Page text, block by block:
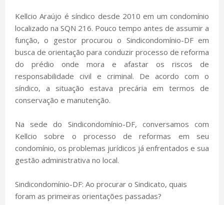
Kellcio Araújo é síndico desde 2010 em um condomínio
localizado na SQN 216. Pouco tempo antes de assumir a
função, o gestor procurou o Sindicondomínio-DF em
busca de orientação para conduzir processo de reforma
do prédio onde mora e afastar os riscos de
responsabilidade civil e criminal. De acordo com o
síndico, a situação estava precária em termos de
conservação e manutenção.
Na sede do Sindicondomínio-DF, conversamos com
Kellcio sobre o processo de reformas em seu
condomínio, os problemas jurídicos já enfrentados e sua
gestão administrativa no local.
Sindicondomínio-DF: Ao procurar o Sindicato, quais
foram as primeiras orientações passadas?